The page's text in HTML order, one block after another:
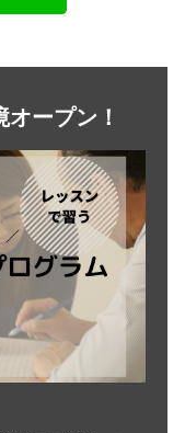
ープン！